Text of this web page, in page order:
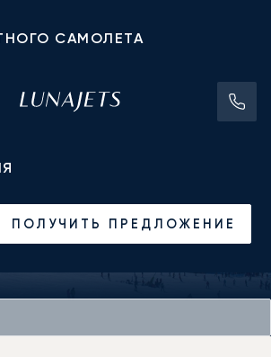
САМОЛЕТА
ПОЛУЧИТЬ ПРЕДЛОЖЕНИЕ